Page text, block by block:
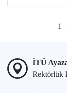
1
İTÜ
Rektörlük